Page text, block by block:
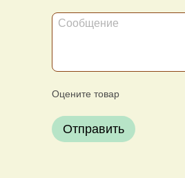
Оцените товар
Отправить